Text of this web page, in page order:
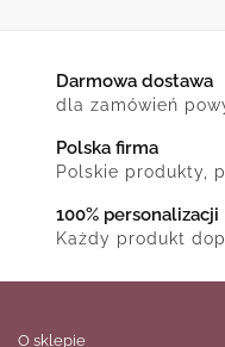
Darmowa dostawa
dla zamówień
Polska firma
Polskie produkty,
100% personalizacji
Każdy produkt
O sklepie